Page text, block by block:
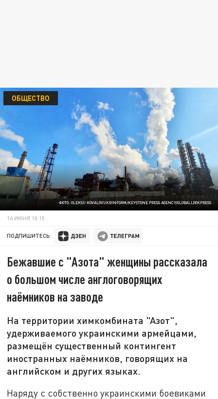
ФОТО: OLEKSII KOVALOVUKRINFORM/KEYSTONE PRESS AGENCY/GLOBALLOOKPRESS
ОБЩЕСТВО
16 ИЮНЯ 10:15
ПОДПИШИТЕСЬ:
Бежавшие с "Азота" женщины рассказала
о большом числе англоговорящих
наёмников на заводе
На территории химкомбината "Азот",
удерживаемого украинскими армейцами,
размещён существенный контингент
иностранных наёмников, говорящих на
английском и других языках.
Наряду с собственно украинскими боевиками